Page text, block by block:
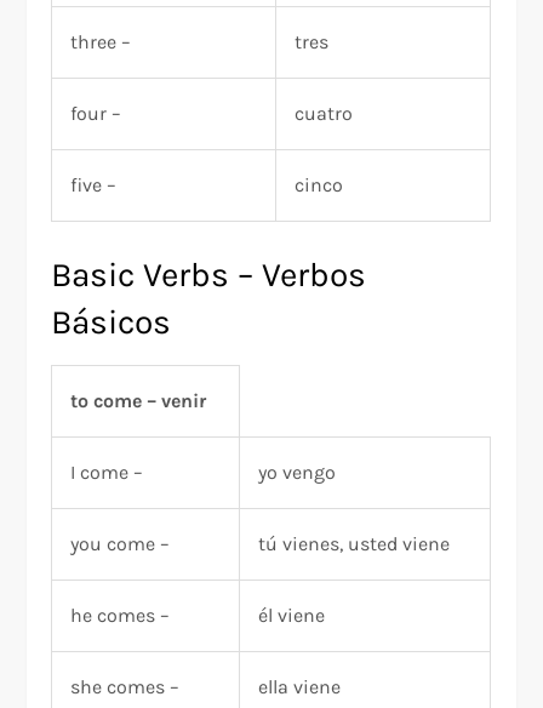
three – tres
four – cuatro
five – cinco
Basic Verbs – Verbos
Básicos
to come – venir
I come – yo vengo
you come – tú vienes, usted viene
he comes – él viene
she comes – ella viene